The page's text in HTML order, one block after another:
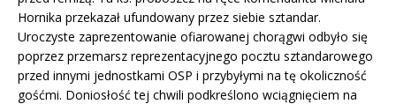
Hornika przekazał ufundowany przez siebie sztandar.
Uroczyste zaprezentowanie ofiarowanej chorągwi odbyło się
poprzez przemarsz reprezentacyjnego pocztu sztandarowego
przed innymi jednostkami OSP i przybyłymi na tę okoliczność
gośćmi. Doniosłość tej chwili podkreślono wciągnięciem na